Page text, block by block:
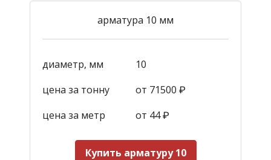
арматура 10 мм
диаметр, мм
10
цена за тонну
от 71500 ₽
цена за метр
от 44₽
Купить арматуру 10